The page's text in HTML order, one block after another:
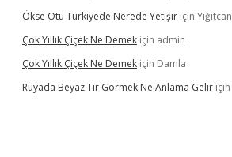
Ökse Otu Türkiyede Nerede Yetişir için Yiğitcan
Çok Yıllık Çiçek Ne Demek için admin
Çok Yıllık Çiçek Ne Demek için Damla
Rüyada Beyaz Tır Görmek Ne Anlama Gelir için